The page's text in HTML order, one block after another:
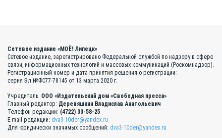
Сетевое издание «МОЁ! Липецк»
Сетевое издание, зарегистрировано Федеральной службой по надзору в сфере
связи, информационных технологий и массовых коммуникаций (Роскомнадзор).
Регистрационный номер и дата принятия решения о регистрации:
серия Эл №ФС77-78145 от 13 марта 2020 г.
Учредитель: ООО «Издательский дом «Свободная пресса»
Главный редактор: Деревяшкин Владислав Анатольевич
Телефон редакции: (4722) 33-58-25
E-mail редакции: dva3-10der@yandex.ru
Для юридически значимых сообщений: dva3-10der@yandex.ru